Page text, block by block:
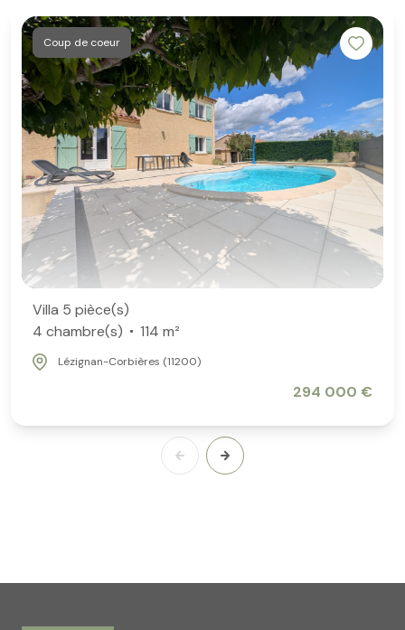
Coup de coeur
Villa 5 pièce(s)
4 chambre(s)
114 m²
Lézignan-Corbières (11200)
294 000 €